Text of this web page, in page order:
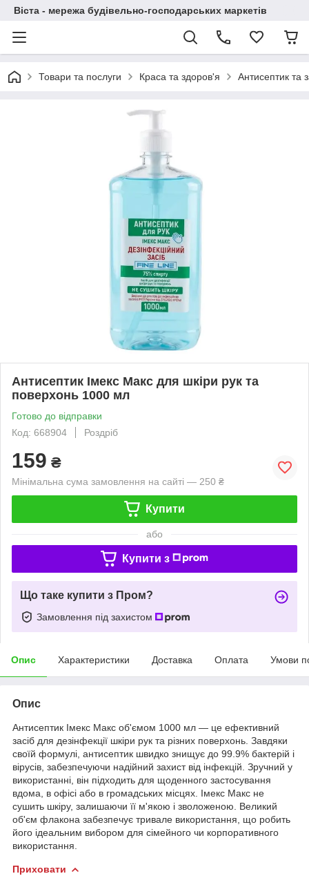
Віста - мережа будівельно-господарських маркетів
Товари та послуги Краса та здоров'я Антисептик та
Антисептик Імекс Макс для шкіри рук та
поверхонь 1000 мл
Готово до відправки
Код: 668904
Роздріб
159 ₴
Мінімальна сума замовлення на сайті — 250 ₴
Купити
або
Купити з
Що таке купити з Пром?
Замовлення під захистом
Опис Характеристики Доставка Оплата Умови
Опис
Антисептик Імекс Макс об'ємом 1000 мл — це ефективний
засіб для дезінфекції шкіри рук та різних поверхонь. Завдяки
своїй формулі, антисептик швидко знищує до 99.9% бактерій і
вірусів, забезпечуючи надійний захист від інфекцій. Зручний у
використанні, він підходить для щоденного застосування
вдома, в офісі або в громадських місцях. Імекс Макс не
сушить шкіру, залишаючи її м'якою і зволоженою. Великий
об'єм флакона забезпечує тривале використання, що робить
його ідеальним вибором для сімейного чи корпоративного
використання.
Приховати